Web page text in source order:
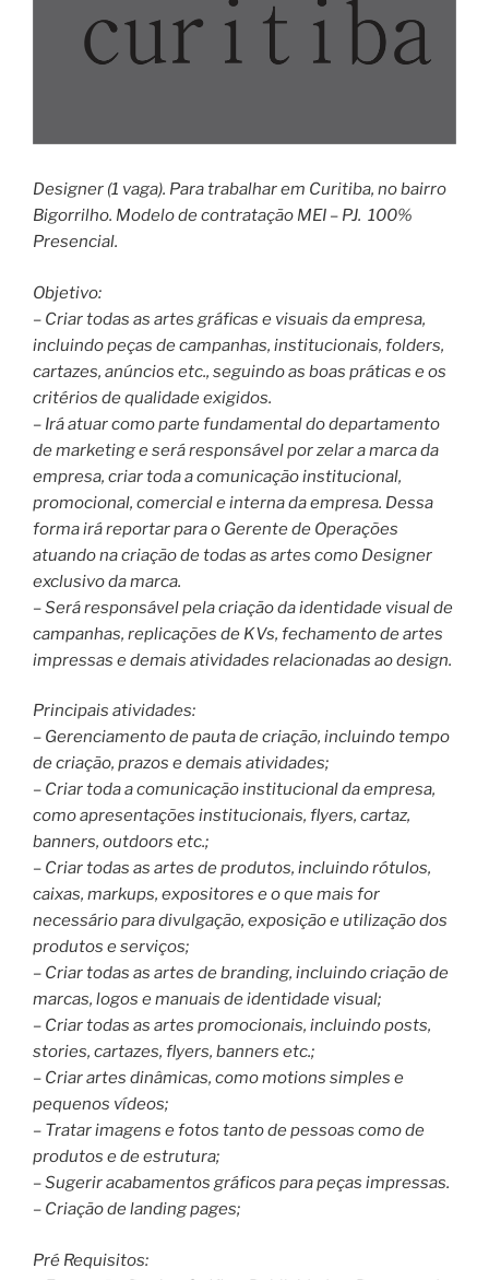
Designer (1 vaga). Para trabalhar em Curitiba, no bairro
Bigorrilho. Modelo de contratação MEI – PJ. 100%
Presencial.
Objetivo:
– Criar todas as artes gráficas e visuais da empresa,
incluindo peças de campanhas, institucionais, folders,
cartazes, anúncios etc., seguindo as boas práticas e os
critérios de qualidade exigidos.
– Irá atuar como parte fundamental do departamento
de marketing e será responsável por zelar a marca da
empresa, criar toda a comunicação institucional,
promocional, comercial e interna da empresa. Dessa
forma irá reportar para o Gerente de Operações
atuando na criação de todas as artes como Designer
exclusivo da marca.
– Será responsável pela criação da identidade visual de
campanhas, replicações de KVs, fechamento de artes
impressas e demais atividades relacionadas ao design.
Principais atividades:
– Gerenciamento de pauta de criação, incluindo tempo
de criação, prazos e demais atividades;
– Criar toda a comunicação institucional da empresa,
como apresentações institucionais, flyers, cartaz,
banners, outdoors etc.;
– Criar todas as artes de produtos, incluindo rótulos,
caixas, markups, expositores e o que mais for
necessário para divulgação, exposição e utilização dos
produtos e serviços;
– Criar todas as artes de branding, incluindo criação de
marcas, logos e manuais de identidade visual;
– Criar todas as artes promocionais, incluindo posts,
stories, cartazes, flyers, banners etc.;
– Criar artes dinâmicas, como motions simples e
pequenos vídeos;
– Tratar imagens e fotos tanto de pessoas como de
produtos e de estrutura;
– Sugerir acabamentos gráficos para peças impressas.
– Criação de landing pages;
Pré Requisitos: